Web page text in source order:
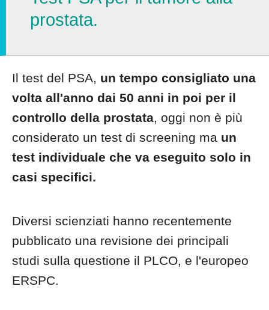
prostata.
Il test del PSA, un tempo consigliato una
volta all'anno dai 50 anni in poi per il
controllo della prostata, oggi non è più
considerato un test di screening ma un
test individuale che va eseguito solo in
casi specifici.
Diversi scienziati hanno recentemente
pubblicato una revisione dei principali
studi sulla questione il PLCO, e l'europeo
ERSPC.